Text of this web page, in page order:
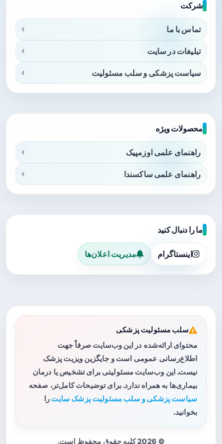
شرکت
تماس با ما
تبلیغات در سایت
سیاست پزشکی و سلب مسئولیت
محصولات ویژه
راهنمای علمی اوزمپیک
راهنمای علمی ساکسندا
ما را دنبال کنید
اینستاگرام مدیریت اعلان‌ها
سلب مسئولیت پزشکی
محتوای ارائه‌شده در این وب‌سایت صرفاً جهت
اطلاع‌رسانی عمومی است و جایگزین ویزیت پزشک
نیست. این وب‌سایت مسئولیتی برای تشخیص یا درمان
بیماری‌ها به همراه ندارد. برای توضیحات کامل‌تر، صفحه
سیاست پزشکی و سلب مسئولیت پزشک سایت را
بخوانید.
© 2026 کلیه حقوق محفوظ است.